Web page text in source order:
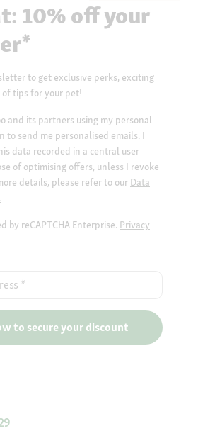
10% off your
to get exclusive perks, exciting
tips for your pet!
and its partners using my personal
to send me personalised emails. I
data recorded in a central user
of optimising offers, unless I revoke
details, please refer to our Data
by reCAPTCHA Enterprise. Privacy
*
to secure your discount